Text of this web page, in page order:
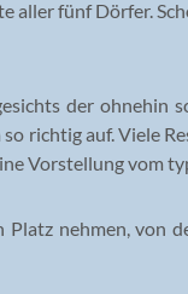
aller fünf Dörfer.
der ohnehin
richtig auf. Viele
Vorstellung vom
nehmen, von